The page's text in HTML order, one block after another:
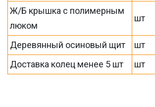
Ж/Б крышка с полимерным
люком
шт
Деревянный осиновый щит шт
Доставка колец менее 5 шт
шт